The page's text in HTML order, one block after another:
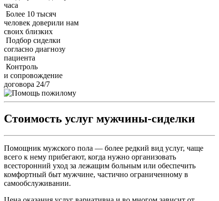
часа
Более 10 тысяч
человек доверили нам
своих близких
Подбор сиделки
согласно диагнозу
пациента
Контроль
и сопровождение
договора 24/7
Стоимость услуг мужчины-сиделки
Помощник мужского пола — более редкий вид услуг, чаще
всего к нему прибегают, когда нужно организовать
всесторонний уход за лежащим больным или обеспечить
комфортный быт мужчине, частично ограниченному в
самообслуживании.